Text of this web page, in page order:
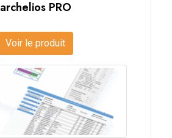
archelios PRO
Voir le produit